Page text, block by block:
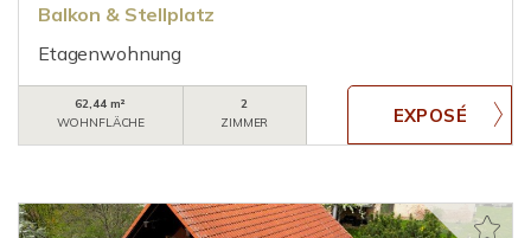
Balkon & Stellplatz
Etagenwohnung
62,44 m²
WOHNFLÄCHE
2
ZIMMER